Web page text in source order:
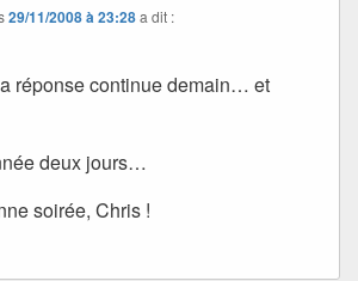
29/11/2008 à 23:28a dit :
réponse continue demain… et
deux jours…
soirée, Chris !